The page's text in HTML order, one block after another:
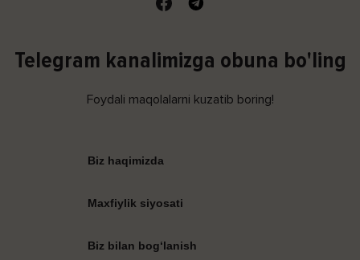
Telegram kanalimizga obuna bo'ling
Foydali maqolalarni kuzatib boring!
Biz haqimizda
Maxfiylik siyosati
Biz bilan bog‘lanish